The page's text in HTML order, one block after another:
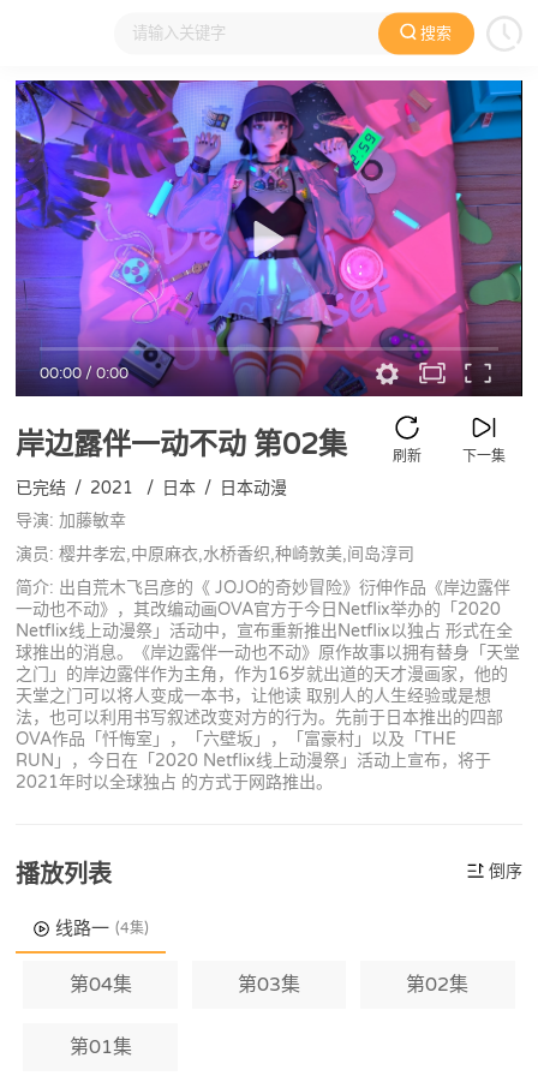
搜索
大家在看 日本动漫 国产动漫 欧美动漫 动漫电影
00:00/0:00
岸边露伴一动不动 第02集 下一集
刷新
已完结 / 2021 / 日本 / 日本动漫
导演: 加藤敏幸
演员: 樱井孝宏,中原麻衣,水桥香织,种崎敦美,间岛淳司
简介: 出自荒木飞吕彦的《 JOJO的奇妙冒险》衍伸作品《岸边露伴
一动也不动》，其改编动画OVA官方于今日Netflix举办的「2020
Netflix线上动漫祭」活动中，宣布重新推出Netflix以独占 形式在全
球推出的消息。《岸边露伴一动也不动》原作故事以拥有替身「天堂
之门」的岸边露伴作为主角，作为16岁就出道的天才漫画家，他的
天堂之门可以将人变成一本书，让他读 取别人的人生经验或是想
法，也可以利用书写叙述改变对方的行为。先前于日本推出的四部
OVA作品「忏悔室」，「六壁坂」，「富豪村」以及「THE
RUN」，今日在「2020 Netflix线上动漫祭」活动上宣布，将于
2021年时以全球独占 的方式于网路推出。
播放列表 倒序
线路一 (4集)
第04集 第03集 第02集
第01集